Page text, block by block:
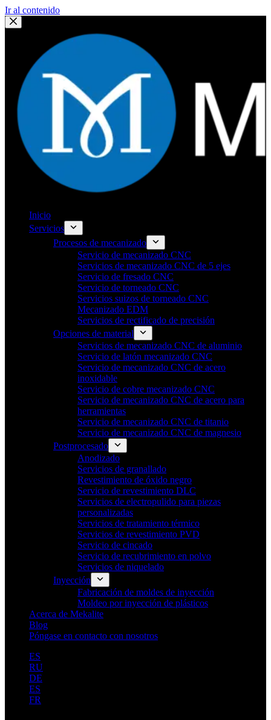
Ir al contenido
Inicio
Servicios
Procesos de mecanizado
Servicio de mecanizado CNC
Servicios de mecanizado CNC de 5 ejes
Servicio de fresado CNC
Servicio de torneado CNC
Servicios suizos de torneado CNC
Mecanizado EDM
Servicios de rectificado de precisión
Opciones de material
Servicios de mecanizado CNC de aluminio
Servicio de latón mecanizado CNC
Servicio de mecanizado CNC de acero
inoxidable
Servicio de cobre mecanizado CNC
Servicio de mecanizado CNC de acero para
herramientas
Servicio de mecanizado CNC de titanio
Servicio de mecanizado CNC de magnesio
Postprocesado
Anodizado
Servicios de granallado
Revestimiento de óxido negro
Servicio de revestimiento DLC
Servicios de electropulido para piezas
personalizadas
Servicios de tratamiento térmico
Servicios de revestimiento PVD
Servicio de cincado
Servicio de recubrimiento en polvo
Servicios de niquelado
Inyección
Fabricación de moldes de inyección
Moldeo por inyección de plásticos
Acerca de Mekalite
Blog
Póngase en contacto con nosotros
ES
RU
DE
ES
FR